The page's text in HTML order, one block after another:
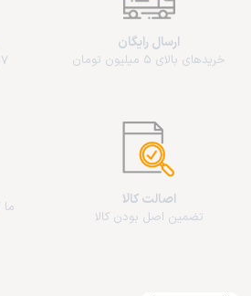
ارسال رایگان
خریدهای بالای 5 میلیون تومان 7 روز ضمانت بازگشت کالا
اصالت کالا
تضمین اصل بودن کالا